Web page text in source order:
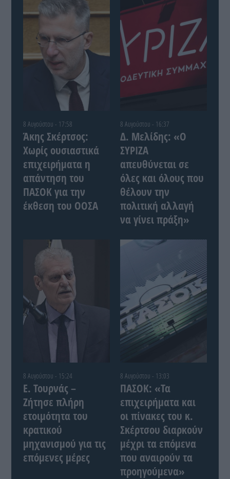
8 Αυγούστου - 17:58
Άκης Σκέρτσος:
Χωρίς ουσιαστικά
επιχειρήματα η
απάντηση του
ΠΑΣΟΚ για την
έκθεση του ΟΟΣΑ
8 Αυγούστου - 16:37
Δ. Μελίδης: «Ο
ΣΥΡΙΖΑ
απευθύνεται σε
όλες και όλους που
θέλουν την
πολιτική αλλαγή
να γίνει πράξη»
8 Αυγούστου - 15:24
Ε. Τουρνάς –
Ζήτησε πλήρη
ετοιμότητα του
κρατικού
μηχανισμού για τις
επόμενες μέρες
8 Αυγούστου - 13:03
ΠΑΣΟΚ: «Τα
επιχειρήματα και
οι πίνακες του κ.
Σκέρτσου διαρκούν
μέχρι τα επόμενα
που αναιρούν τα
προηγούμενα»